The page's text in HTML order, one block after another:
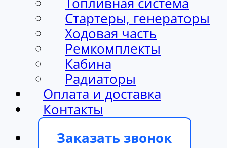
Стартеры, генераторы
Ходовая часть
Ремкомплекты
Кабина
Радиаторы
Оплата и доставка
Контакты
Заказать звонок